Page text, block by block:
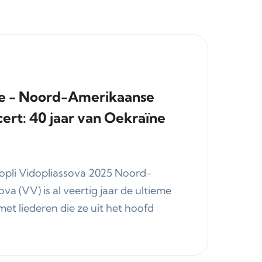
- Noord-Amerikaanse
40 jaar van Oekraïne
Vidopliassova 2025 Noord-
(VV) is al veertig jaar de ultieme
liederen die ze uit het hoofd